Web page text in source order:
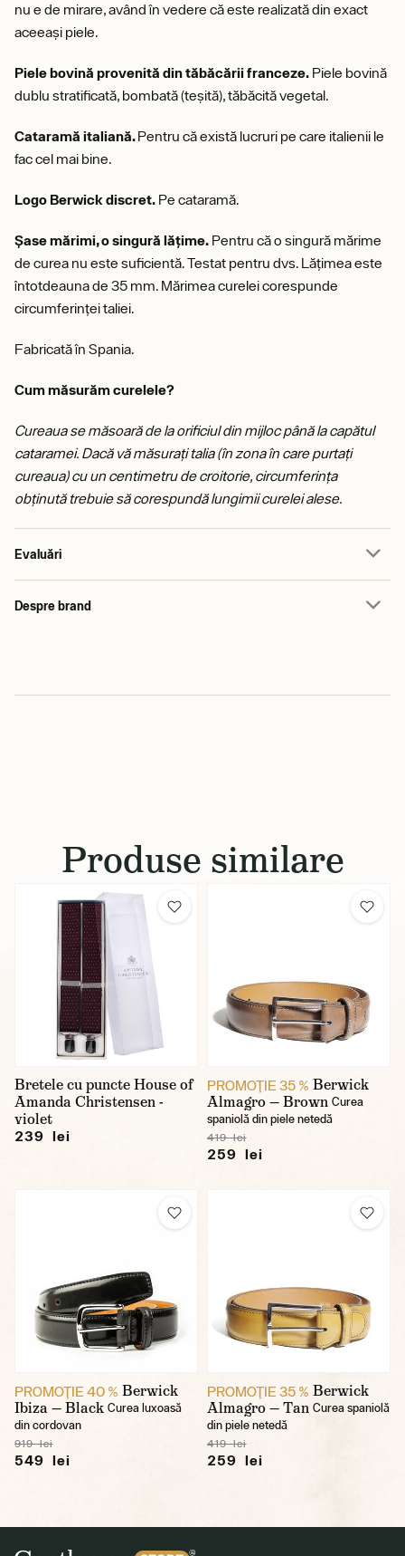
nu e de mirare, având în vedere că este realizată din exact
aceeași piele.
Piele bovină provenită din tăbăcării franceze. Piele bovină
dublu stratificată, bombată (teșită), tăbăcită vegetal.
Cataramă italiană.Pentru că există lucruri pe care italienii le
fac cel mai bine.
Logo Berwick discret. Pe cataramă.
Șase mărimi, o singură lățime. Pentru că o singură mărime
de curea nu este suficientă. Testat pentru dvs. Lățimea este
întotdeauna de 35 mm. Mărimea curelei corespunde
circumferinței taliei.
Fabricată în Spania.
Cum măsurăm curelele?
Cureaua se măsoară de la orificiul din mijloc până la capătul
cataramei. Dacă vă măsurați talia (în zona în care purtați
cureaua) cu un centimetru de croitorie, circumferința
obținută trebuie să corespundă lungimii curelei alese.
Evaluări
Despre brand
Produse similare
Bretele cu puncte House of
Amanda Christensen -
violet
239 lei
PROMOŢIE 35 % Berwick
Almagro — Brown Curea
spaniolă din piele netedă
419 lei
259 lei
PROMOŢIE 40 % Berwick
Ibiza — Black Curea luxoasă
din cordovan
919 lei
549 lei
PROMOŢIE 35 % Berwick
Almagro — Tan Curea spaniolă
din piele netedă
419 lei
259 lei